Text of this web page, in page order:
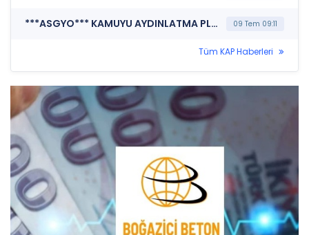
***ASGYO*** KAMUYU AYDINLATMA PLATFORMU (Pay Alım Satım Bildirimi) 09 Tem 09:11
Tüm KAP Haberleri